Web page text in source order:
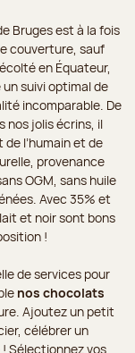
Bruges est à la fois
couverture, sauf
en Équateur,
suivi optimal de
incomparable. De
nos jolis écrins, il
l’humain et de
provenance
OGM, sans huile
Avec 35% et
et noir sont bons
!
de services pour
nos chocolats
Ajoutez un petit
célébrer un
Sélectionnez vos